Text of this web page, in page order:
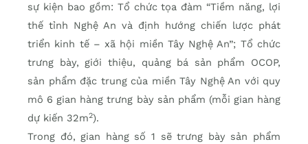
sự kiện bao gồm: Tổ chức tọa đàm “Tiềm năng, lợi
thế tỉnh Nghệ An và định hướng chiến lược phát
triển kinh tế – xã hội miền Tây Nghệ An”; Tổ chức
trưng bày, giới thiệu, quảng bá sản phẩm OCOP,
sản phẩm đặc trung của miền Tây Nghệ An với quy
mô 6 gian hàng trưng bày sản phẩm (mỗi gian hàng
dự kiến 32m2).
Trong đó, gian hàng số 1 sẽ trưng bày sản phẩm